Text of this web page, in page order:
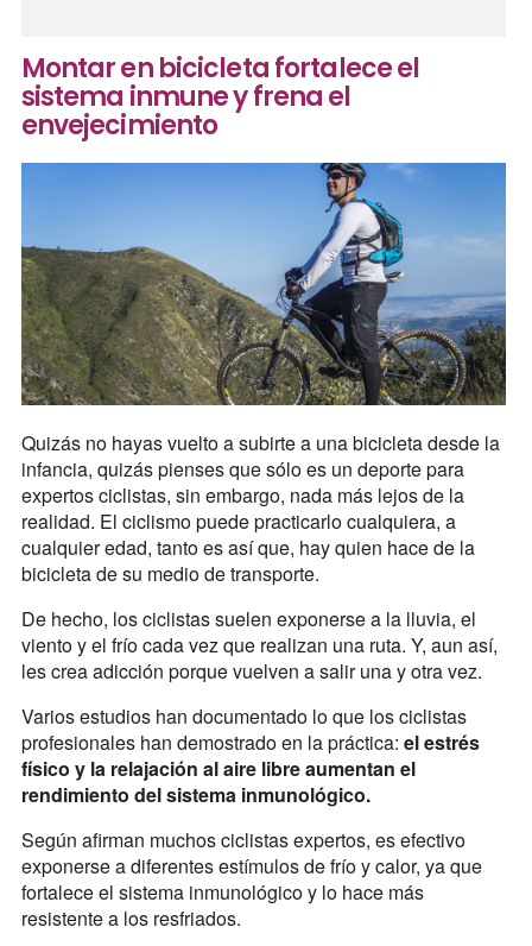
Montar en bicicleta fortalece el
sistema inmune y frena el
envejecimiento
Quizás no hayas vuelto a subirte a una bicicleta desde la
infancia, quizás pienses que sólo es un deporte para
expertos ciclistas, sin embargo, nada más lejos de la
realidad. El ciclismo puede practicarlo cualquiera, a
cualquier edad, tanto es así que, hay quien hace de la
bicicleta de su medio de transporte.
De hecho, los ciclistas suelen exponerse a la lluvia, el
viento y el frío cada vez que realizan una ruta. Y, aun así,
les crea adicción porque vuelven a salir una y otra vez.
Varios estudios han documentado lo que los ciclistas
profesionales han demostrado en la práctica: el estrés
físico y la relajación al aire libre aumentan el
rendimiento del sistema inmunológico.
Según afirman muchos ciclistas expertos, es efectivo
exponerse a diferentes estímulos de frío y calor, ya que
fortalece el sistema inmunológico y lo hace más
resistente a los resfriados.